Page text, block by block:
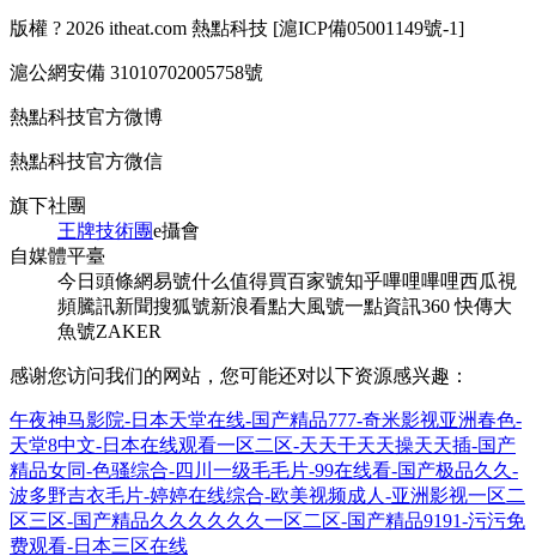
版權 ? 2026 itheat.com 熱點科技 [滬ICP備05001149號-1]
滬公網安備 31010702005758號
熱點科技官方微博
熱點科技官方微信
旗下社團
王牌技術團e攝會
自媒體平臺
今日頭條網易號什么值得買百家號知乎嗶哩嗶哩西瓜視
頻騰訊新聞搜狐號新浪看點大風號一點資訊360 快傳大
魚號ZAKER
感谢您访问我们的网站，您可能还对以下资源感兴趣：
午夜神马影院-日本天堂在线-国产精品777-奇米影视亚洲春色-
天堂8中文-日本在线观看一区二区-天天干天天操天天插-国产
精品女同-色骚综合-四川一级毛毛片-99在线看-国产极品久久-
波多野吉衣毛片-婷婷在线综合-欧美视频成人-亚洲影视一区二
区三区-国产精品久久久久久久一区二区-国产精品9191-污污免
费观看-日本三区在线